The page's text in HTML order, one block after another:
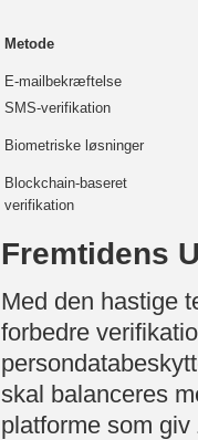
Metode
E-mailbekræftelse
SMS-verifikation
Biometriske løsninger
Blockchain-baseret
verifikation
Fremtidens
Med den hastige
forbedre
skal balanceres
platforme som